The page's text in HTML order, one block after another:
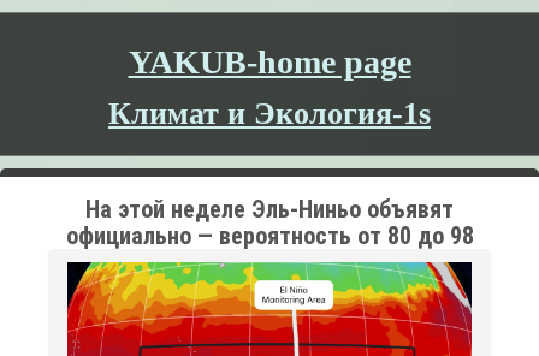
YAKUB-home page
Климат и Экология-1s
На этой неделе Эль-Ниньо объявят
официально — вероятность от 80 до 98
процентов, а изменение климата сделает
его разрушительнее прежнего